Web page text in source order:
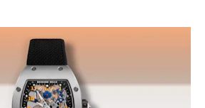
ル・ミル 手巻きトゥールビヨンの
で新登場